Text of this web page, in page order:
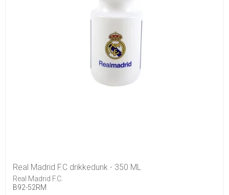
Real Madrid F.C drikkedunk - 350 ML
Real Madrid F.C.
B92-52RM